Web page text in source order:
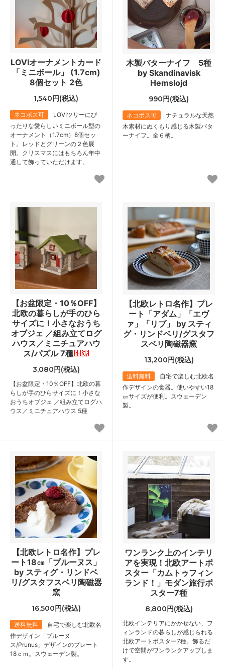
LOVIオーナメントカード
「ミニボール」 (1.7cm)
8個セット 2色
1,540円(税込)
ネコポス可
LOVIツリーにぴ
ったりな愛らしいミニボール型の
オーナメント（1.7cm）8個セッ
ト。レッドとグリーンの２色展
開。クリスマスにはもちろん年中
通して飾っていただけます。
木製バターナイフ 5種
by Skandinavisk
Hemslojd
990円(税込)
ネコポス可
ナチュラルな天然
木素材にぬくもり感じる木製バタ
ーナイフ。全６柄。
【お盆限定・10％OFF】
北欧の暮らしが手のひら
サイズに！小さなおうち
オブジェ ／組み立てログ
ハウス／ミニチュアハウ
ス/パズル 7種
3,080円(税込)
【お盆限定・10％OFF】北欧の暮
らしが手のひらサイズに！小さな
おうちオブジェ ／組み立てログハ
ウス／ミニチュアハウス 5種
【北欧レトロ名作】プレ
ート「アダム」「エヴ
ァ」「リブ」 by スティ
グ・リンドベリ/グスタフ
スベリ陶磁器窯
13,200円(税込)
送料無料
自宅で楽しむ北欧名
作デザインの食器。使いやすい18
㎝サイズが便利。スウェーデン
製。
【北欧レトロ名作】プレ
ート18㎝「プルーヌス」
by スティグ・リンドベ
リ/グスタフスベリ陶磁器
窯
16,500円(税込)
送料無料
自宅で楽しむ北欧名
作デザイン「プルーヌ
ス/Prunus」デザインのプレート
18ｃｍ。スウェーデン製。
ワンランク上のインテリ
アを実現！北欧アートポ
スター「カムトゥフィン
ランド！」モダン旅行ポ
スター7種
8,800円(税込)
北欧インテリアにかかせない、フ
ィンランドの暮らしが感じられる
北欧アートポスター7種。飾るだ
けで空間がワンランクアップしま
す。